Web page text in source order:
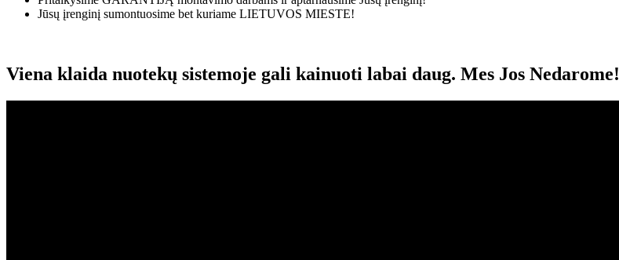
Jūsų įrenginį sumontuosime bet kuriame LIETUVOS MIESTE!
Viena klaida nuotekų sistemoje gali kainuoti labai daug. Mes Jos Nedarome!